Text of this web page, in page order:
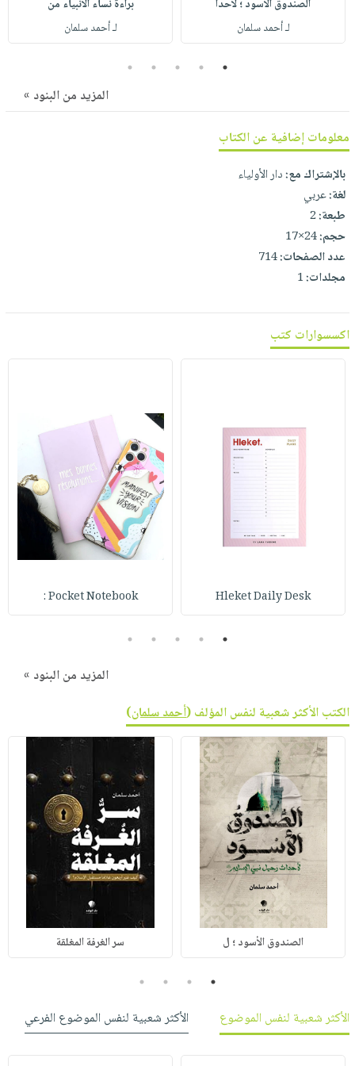
صابون
فيديوهات
أسئلة
خدمات
نيل
وفرات
انشر
كتابك
تواصل
معنا
التسوق
الصندوق الأسود ؛ لأحدا
لـ أحمد سلمان
براءة نساء الأنبياء من
لـ أحمد سلمان
1
2
3
4
5
المزيد من البنود »
معلومات إضافية عن الكتاب
بالإشتراك مع:دار الأولياء
لغة:عربي
طبعة:2
حجم:24×17
عدد الصفحات:714
مجلدات:1
اكسسوارات كتب
Hleket Daily Desk
Pocket Notebook :
1
2
3
4
5
المزيد من البنود »
الكتب الأكثر شعبية لنفس المؤلف (أحمد سلمان)
الصندوق الأسود ؛ ل سر الغرفة المغلقة
1
2
3
4
الأكثر شعبية لنفس الموضوع
الأكثر شعبية لنفس الموضوع الفرعي